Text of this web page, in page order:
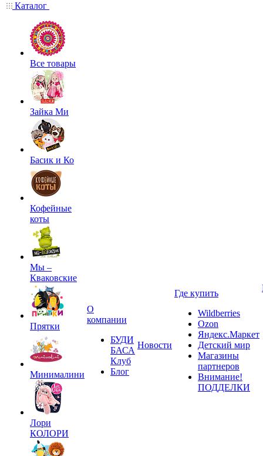
Каталог
Все товары
Зайка Ми
Басик и Ко
Кофейные
коты
Мы –
Кваковские
Прятки
Минималини
Лори
КОЛОРИ
О
компании
БУДИ
БАСА
Клуб
Блог
Новости
Где купить
Wildberries
Ozon
Яндекс.Маркет
Детский мир
Магазины
партнеров
Внимание!
ПОДДЕЛКИ